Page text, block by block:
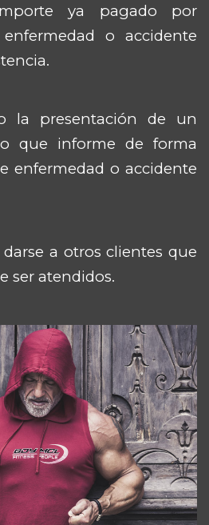
ya pagado por
o accidente
la presentación de un
que informe de forma
enfermedad o accidente
a otros clientes que
ser atendidos.